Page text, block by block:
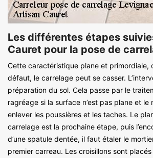
Les différentes étapes
Cauret pour la pose de
Cette caractéristique plane et primordiale,
défaut, le carrelage peut se casser.
préparation du sol. Cela passe par le
ragréage si la surface n’est pas plane et
enlever les poussières et les taches. Le
carrelage est la prochaine étape, puis
d’une spatule dentée, il faut étaler le
premier carreau. Les croisillons sont